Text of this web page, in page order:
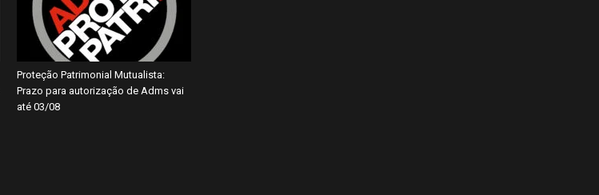
Proteção Patrimonial Mutualista:
Prazo para autorização de Adms vai
até 03/08